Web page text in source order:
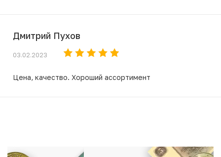
Дмитрий Пухов
03.02.2023
Цена, качество. Хороший ассортимент